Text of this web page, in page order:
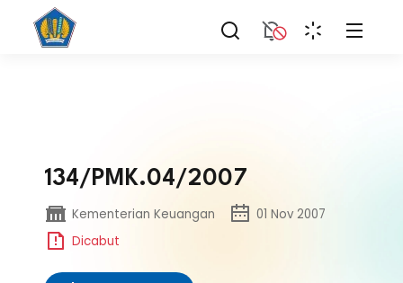
134/PMK.04/2007
Kementerian Keuangan
01 Nov 2007
Dicabut